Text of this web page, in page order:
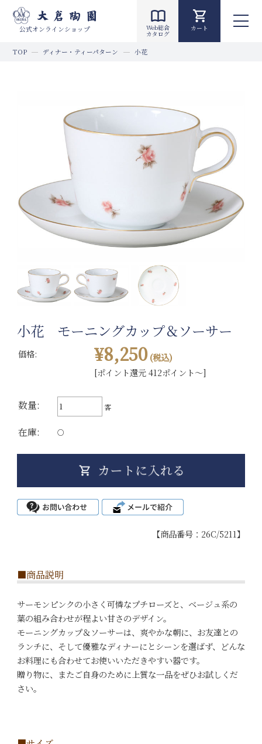
公式オンラインショップ Web総合
カタログ
カート
TOP ディナー・ティーパターン 小花
小花 モーニングカップ＆ソーサー
価格: ¥8,250 (税込)
[ポイント還元 412ポイント～]
数量: 客
在庫: ○
【商品番号：26C/5211】
■商品説明
サーモンピンクの小さく可憐なプチローズと、ベージュ系の
葉の組み合わせが程よい甘さのデザイン。
モーニングカップ＆ソーサーは、爽やかな朝に、お友達との
ランチに、そして優雅なディナーにとシーンを選ばず、どんな
お料理にも合わせてお使いいただきやすい器です。
贈り物に、またご自身のために上質な一品をぜひお試しくだ
さい。